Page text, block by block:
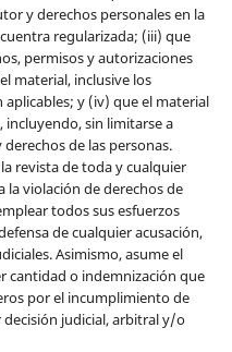
y derechos personales en la
regularizada; (iii) que
permisos y autorizaciones
material, inclusive los
y (iv) que el material
incluyendo, sin limitarse a
de las personas.
revista de toda y cualquier
la violación de derechos de
todos sus esfuerzos
de cualquier acusación,
Asimismo, asume el
cantidad o indemnización que
por el incumplimiento de
decisión judicial, arbitral y/o